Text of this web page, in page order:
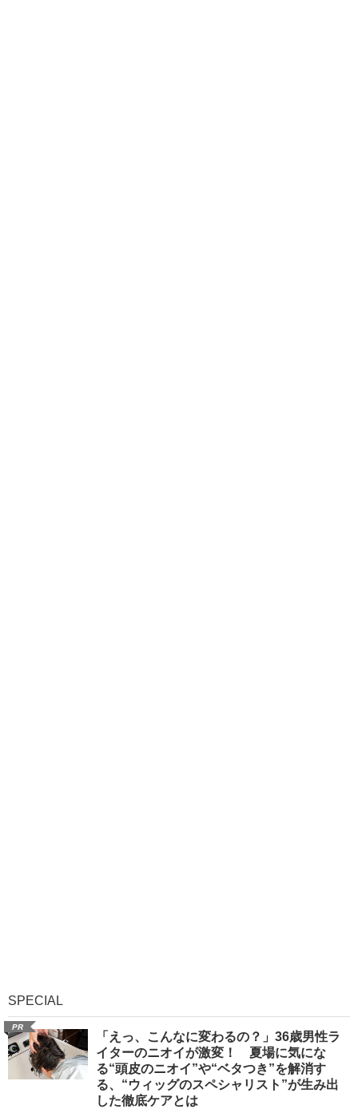
SPECIAL
PR
「えっ、こんなに変わるの？」36歳男性ラ
イターのニオイが激変！ 夏場に気にな
る“頭皮のニオイ”や“ベタつき”を解消す
る、“ウィッグのスペシャリスト”が生み出
した徹底ケアとは